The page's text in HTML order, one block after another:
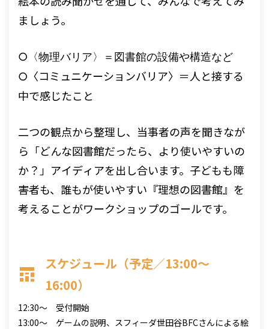
ましょう。
○〈物理バリア〉＝図書館の設備や構造など
○ 〈コミュニケーションバリア〉＝人と接する
中で感じたこと
二つの観点から整理し、当事者の声を聞きなが
ら「どんな図書館だったら、より使いやすいの
か？」アイディアを出し合います。子どもも障
害者も、誰もが使いやすい『理想の図書館』を
考えることがワークショップのゴールです。
スケジュール（予定／13:00～
16:00）
12:30～ 受付開始
13:00〜 ゲームの説明、スフィーダ世田谷BFCさんによる絵